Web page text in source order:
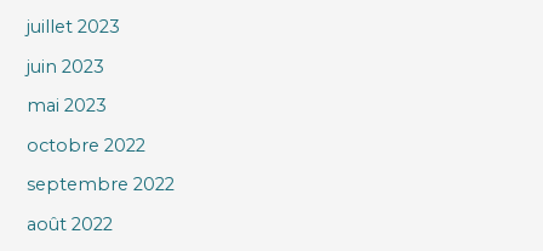
juillet 2023
juin 2023
mai 2023
octobre 2022
septembre 2022
août 2022